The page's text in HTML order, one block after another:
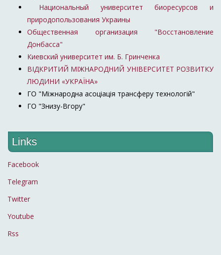
Национальный университет биоресурсов и
природопользования Украины
Общественная организация "Восстановление
Донбасса"
Киевский университет им. Б. Гринченка
ВІДКРИТИЙ МІЖНАРОДНИЙ УНІВЕРСИТЕТ РОЗВИТКУ
ЛЮДИНИ «УКРАЇНА»
ГО "Міжнародна асоціація трансферу технологій"
ГО "Знизу-Вгору"
Links
Facebook
Telegram
Twitter
Youtube
Rss